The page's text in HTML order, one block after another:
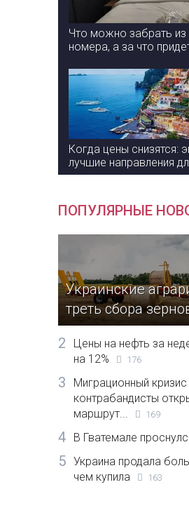
Что можно забрать из
номера, а за что
Когда цены снизятся:
лучшие направления
ПОПУЛЯРНЫЕ
Украинские
треть сбора
2
Цены на нефть за
на 12%
176
3
Миграционный кризис
контрабандисты
маршрут...
169
4 В Гватемале
5
Украина продала
чем купила
163